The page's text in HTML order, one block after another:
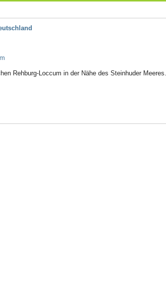
Rehburg-Loccum in der Nähe des Steinhuder Meeres.